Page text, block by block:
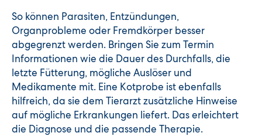
So können Parasiten, Entzündungen,
Organprobleme oder Fremdkörper besser
abgegrenzt werden. Bringen Sie zum Termin
Informationen wie die Dauer des Durchfalls, die
letzte Fütterung, mögliche Auslöser und
Medikamente mit. Eine Kotprobe ist ebenfalls
hilfreich, da sie dem Tierarzt zusätzliche Hinweise
auf mögliche Erkrankungen liefert. Das erleichtert
die Diagnose und die passende Therapie.